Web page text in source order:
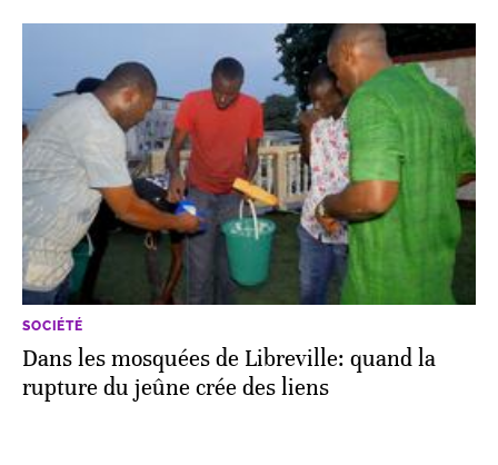
SOCIÉTÉ
Dans les mosquées de Libreville: quand la
rupture du jeûne crée des liens